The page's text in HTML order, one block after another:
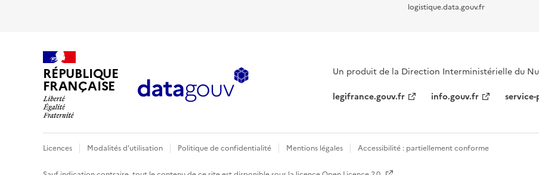
logistique.data.gouv.fr
RÉPUBLIQUE
FRANÇAISE
Un produit de la Direction Interministérielle du
legifrance.gouv.fr
info.gouv.fr
Licences Modalités d'utilisation Politique de confidentialité Mentions légales Accessibilité : partiellement conforme